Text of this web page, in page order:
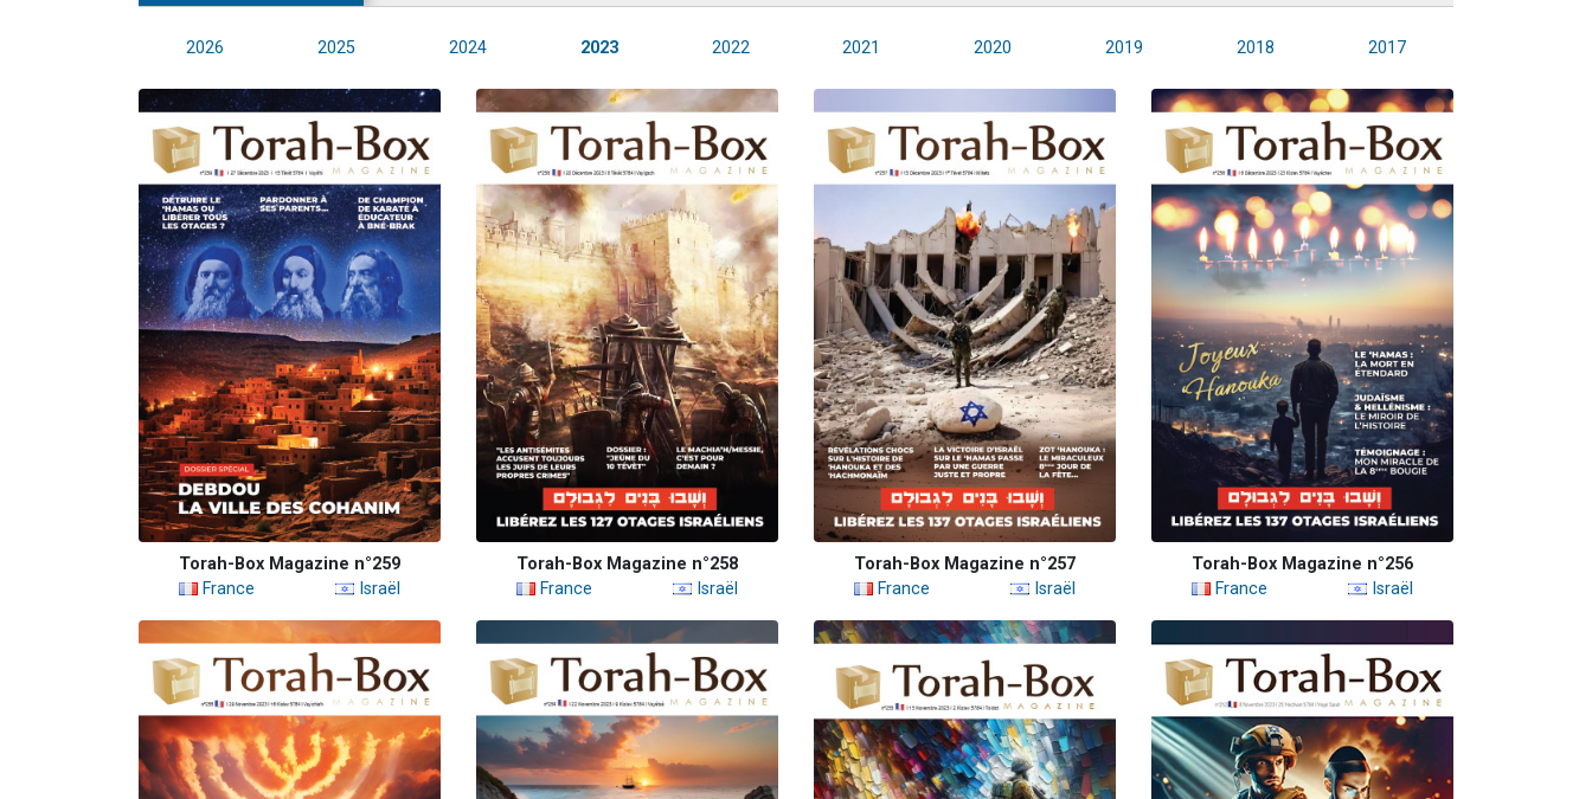
2026 2025 2024 2023 2022 2021 2020 2019 2018 2017
Torah-Box Magazine n°259
France
Israël
Torah-Box Magazine n°258
France
Israël
Torah-Box Magazine n°257
France
Israël
Torah-Box Magazine n°256
France
Israël